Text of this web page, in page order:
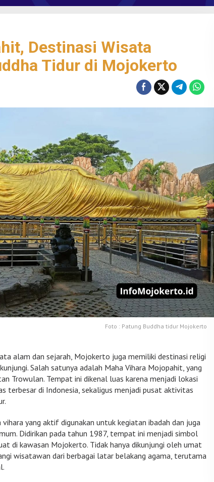
Destinasi Wisata
Tidur di Mojokerto
Foto : Patung Buddha tidur Mojokerto
alam dan sejarah, Mojokerto juga memiliki destinasi religi
Salah satunya adalah Maha Vihara Mojopahit, yang
Trowulan. Tempat ini dikenal luas karena menjadi lokasi
terbesar di Indonesia, sekaligus menjadi pusat aktivitas
yang aktif digunakan untuk kegiatan ibadah dan juga
Didirikan pada tahun 1987, tempat ini menjadi simbol
di kawasan Mojokerto. Tidak hanya dikunjungi oleh umat
wisatawan dari berbagai latar belakang agama, terutama
Gali Potensi Kreatif, STIE Al-Anwar
Mojokerto Gelar Kompetisi Video
Profil Kampus Berhadiah Jutaan
Rupiah